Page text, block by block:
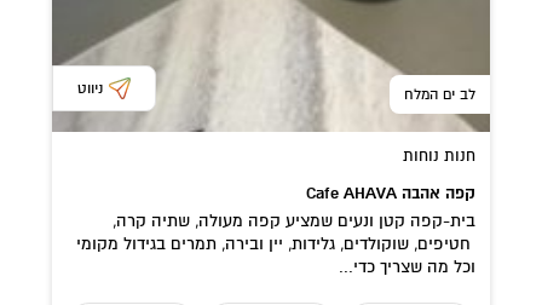
לב ים המלח ניווט
חנות נוחות
קפה אהבה Cafe AHAVA
בית-קפה קטן ונעים שמציע קפה מעולה, שתיה קרה,
חטיפים, שוקולדים, גלידות, יין ובירה, תמרים בגידול מקומי
וכל מה שצריך כדי...